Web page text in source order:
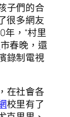
子們的合
很多網友
年，“村里
市春晚，還
錄制電視
在社會各
校里有了